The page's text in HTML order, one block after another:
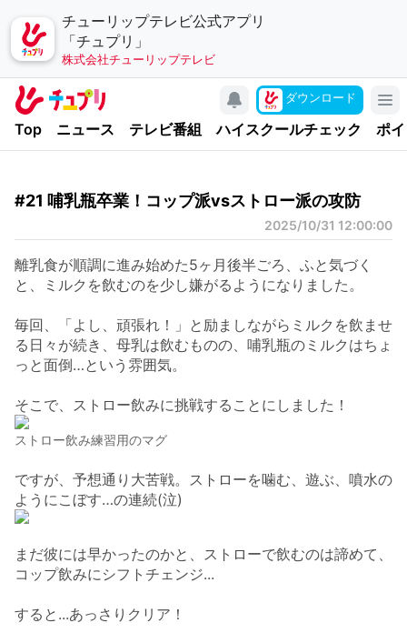
チューリップテレビ公式アプリ
「チュプリ」
株式会社チューリップテレビ
キャンペーン
アプリについて
お問い合わせ
個人情報の取り扱いについて
チューリップテレビ
公式サイト
YouTubeチャンネル
ダウンロード
Top ニュース テレビ番組 ハイスクールチェック ポ
#21 哺乳瓶卒業！コップ派vsストロー派の攻防
2025/10/31 12:00:00
離乳食が順調に進み始めた5ヶ月後半ごろ、ふと気づく
と、ミルクを飲むのを少し嫌がるようになりました。
毎回、「よし、頑張れ！」と励ましながらミルクを飲ませ
る日々が続き、母乳は飲むものの、哺乳瓶のミルクはちょ
っと面倒…という雰囲気。
そこで、ストロー飲みに挑戦することにしました！
ストロー飲み練習用のマグ
ですが、予想通り大苦戦。 ストローを噛む、遊ぶ、噴水の
ようにこぼす…の連続(泣)
まだ彼には早かったのかと、ストローで飲むのは諦めて、
コップ飲みにシフトチェンジ...
すると...あっさりクリア！